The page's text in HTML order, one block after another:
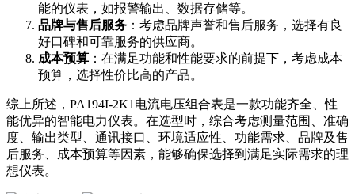
能的仪表，如报警输出、数据存储等。
品牌与售后服务 ：考虑品牌声誉和售后服务，选择有良
好口碑和可靠服务的供应商。
成本预算 ：在满足功能和性能要求的前提下，考虑成本
预算，选择性价比高的产品。
综上所述，PA194I-2K1电流电压组合表是一款功能齐全、性
能优异的智能电力仪表。在选型时，综合考虑测量范围、准确
度、输出类型、通讯接口、环境适应性、功能需求、品牌及售
后服务、成本预算等因素，能够确保选择到满足实际需求的理
想仪表。